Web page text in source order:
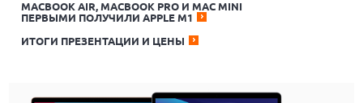
MACBOOK AIR, MACBOOK PRO И MAC MINI
ПЕРВЫМИ ПОЛУЧИЛИ APPLE M1
ИТОГИ ПРЕЗЕНТАЦИИ И ЦЕНЫ